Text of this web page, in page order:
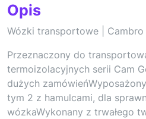
Opis
Wózki transportowe | Cambro
Przeznaczony do
termoizolacyjnych serii Cam
dużych
tym 2 z hamulcami, dla
wózkaWykonany z trwałego